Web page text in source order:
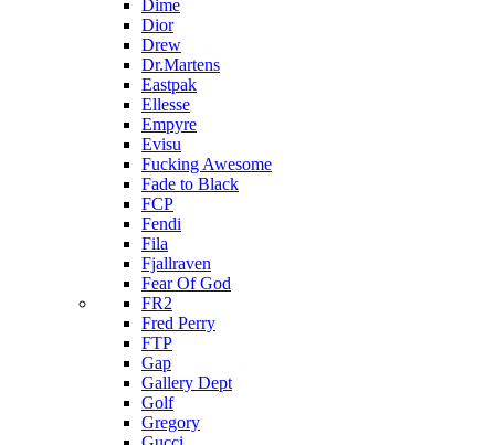
Dime
Dior
Drew
Dr.Martens
Eastpak
Ellesse
Empyre
Evisu
Fucking Awesome
Fade to Black
FCP
Fendi
Fila
Fjallraven
Fear Of God
FR2
Fred Perry
FTP
Gap
Gallery Dept
Golf
Gregory